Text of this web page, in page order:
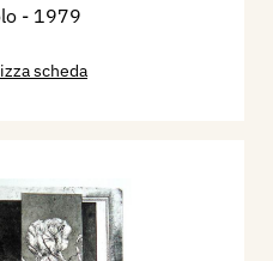
- 1979
scheda